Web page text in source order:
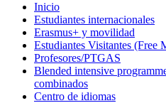
Inicio
Estudiantes internacionales
Erasmus+ y movilidad
Estudiantes Visitantes (Free
Profesores/PTGAS
Blended intensive
combinados
Centro de idiomas